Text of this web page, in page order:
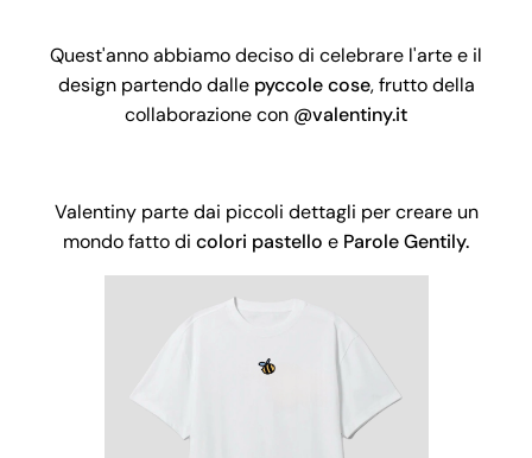
Quest'anno abbiamo deciso di celebrare l'arte e il
design partendo dalle pyccole cose, frutto della
collaborazione con @valentiny.it
Valentiny parte dai piccoli dettagli per creare un
mondo fatto di colori pastello e Parole Gentily.